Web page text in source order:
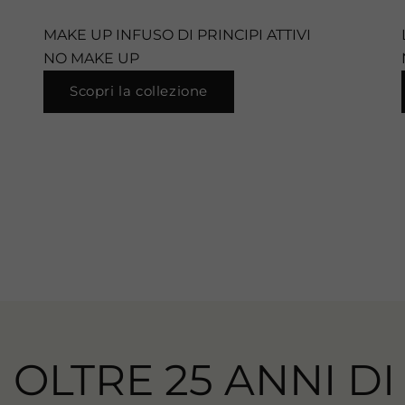
MAKE UP INFUSO DI PRINCIPI ATTIVI
NO MAKE UP
Scopri la collezione
OLTRE 25 ANNI